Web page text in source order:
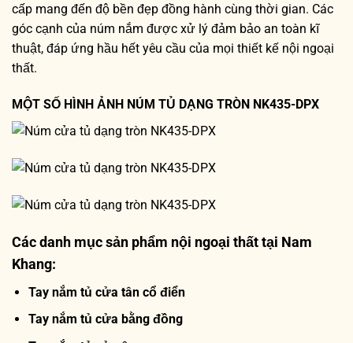
cấp mang đến độ bền đẹp đồng hành cùng thời gian. Các
góc cạnh của núm nắm được xử lý đảm bảo an toàn kĩ
thuật, đáp ứng hầu hết yêu cầu của mọi thiết kế nội ngoại
thất.
MỘT SỐ HÌNH ẢNH NÚM TỦ DẠNG TRÒN NK435-DPX
Các danh mục sản phẩm nội ngoại thất tại Nam
Khang:
Tay nắm tủ cửa tân cổ điển
Tay nắm tủ cửa bằng đồng